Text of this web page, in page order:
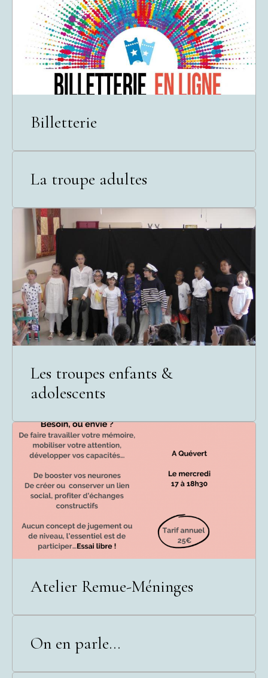
Billetterie
La troupe adultes
Les troupes enfants &
adolescents
Atelier Remue-Méninges
On en parle...